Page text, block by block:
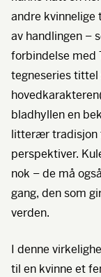
andre kvinnelige
av handlingen –
forbindelse med
tegneseries
bladhyllen en
litterær tradisjon
perspektiver.
nok – de må
gang, den som
verden.
I denne
til en kvinne et